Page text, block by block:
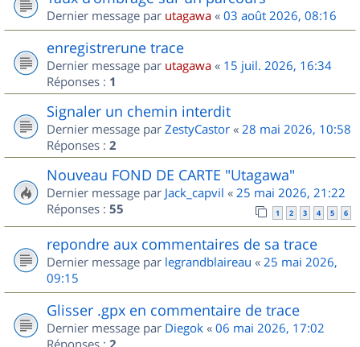
Dernier message par utagawa « 03 août 2026, 08:16
enregistrerune trace
Dernier message par utagawa « 15 juil. 2026, 16:34
Réponses : 1
Signaler un chemin interdit
Dernier message par ZestyCastor « 28 mai 2026, 10:58
Réponses : 2
Nouveau FOND DE CARTE "Utagawa"
Dernier message par Jack_capvil « 25 mai 2026, 21:22
Réponses : 55 1 2 3 4 5 6
repondre aux commentaires de sa trace
Dernier message par legrandblaireau « 25 mai 2026,
09:15
Glisser .gpx en commentaire de trace
Dernier message par Diegok « 06 mai 2026, 17:02
Réponses :